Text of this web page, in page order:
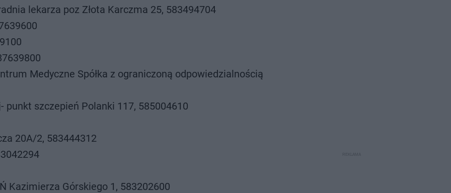
lekarza poz Złota Karczma 25, 583494704
Medyczne Spółka z ograniczoną odpowiedzialnością
szczepień Polanki 117, 585004610
20A/2, 583444312
Kazimierza Górskiego 1, 583202600